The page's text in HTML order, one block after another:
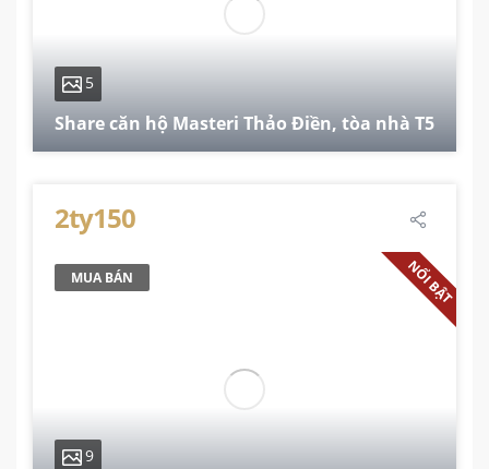
5
Share căn hộ Masteri Thảo Điền, tòa nhà T5
2ty150
MUA BÁN NỔI BẬT
9